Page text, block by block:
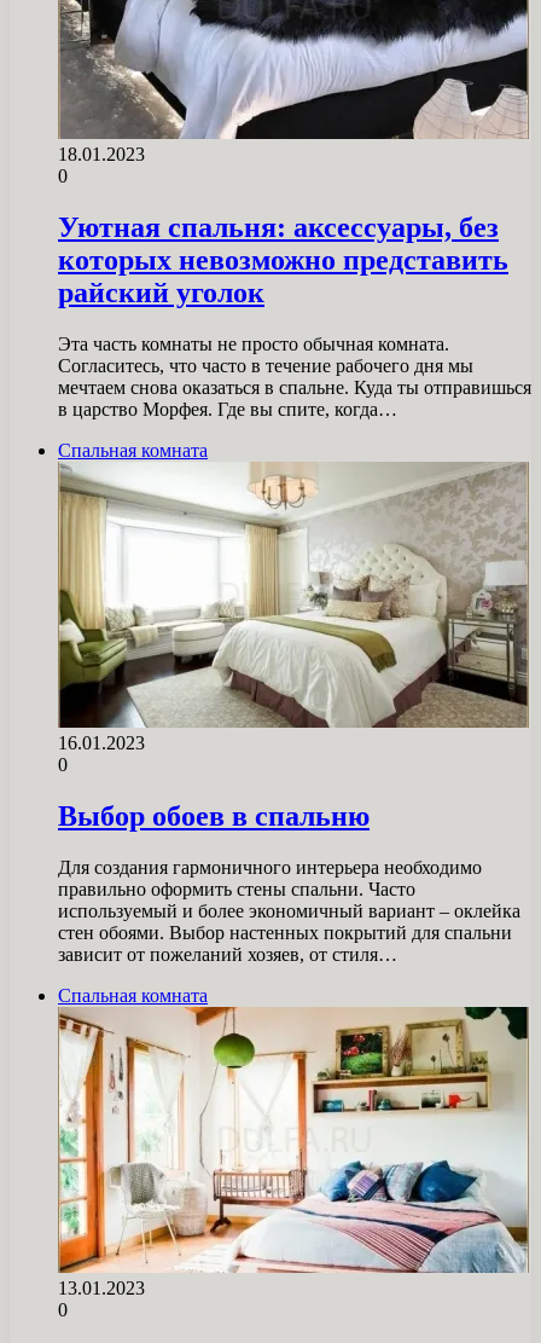
18.01.2023
0
Уютная спальня: аксессуары, без
которых невозможно представить
райский уголок
Эта часть комнаты не просто обычная комната.
Согласитесь, что часто в течение рабочего дня мы
мечтаем снова оказаться в спальне. Куда ты отправишься
в царство Морфея. Где вы спите, когда…
Спальная комната
16.01.2023
0
Выбор обоев в спальню
Для создания гармоничного интерьера необходимо
правильно оформить стены спальни. Часто
используемый и более экономичный вариант – оклейка
стен обоями. Выбор настенных покрытий для спальни
зависит от пожеланий хозяев, от стиля…
Спальная комната
13.01.2023
0